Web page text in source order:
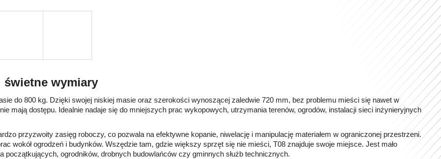
świetne wymiary
do 800 kg. Dzięki swojej niskiej masie oraz szerokości wynoszącej zaledwie 720 mm, bez problemu mieści się nawet w
mają dostępu. Idealnie nadaje się do mniejszych prac wykopowych, utrzymania terenów, ogrodów, instalacji sieci inżynieryjnych
przyzwoity zasięg roboczy, co pozwala na efektywne kopanie, niwelację i manipulację materiałem w ograniczonej przestrzeni.
wokół ogrodzeń i budynków. Wszędzie tam, gdzie większy sprzęt się nie mieści, T08 znajduje swoje miejsce. Jest mało
początkujących, ogrodników, drobnych budowlańców czy gminnych służb technicznych.